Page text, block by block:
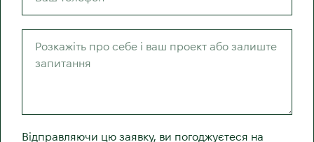
Відправляючи цю заявку, ви погоджуєтеся на